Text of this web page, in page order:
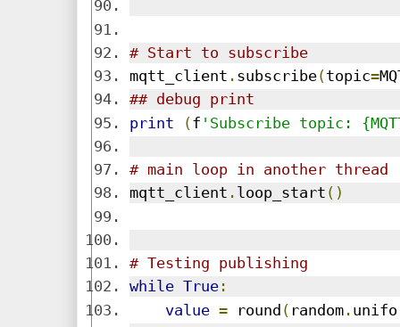
# Start to subscribe
mqtt_client . subscribe(topic=
## debug print
print
(f 'Subscribe topic:
# main loop in another thread
mqtt_client . loop_start ()
# Testing publishing
while True :
value = round ( random .